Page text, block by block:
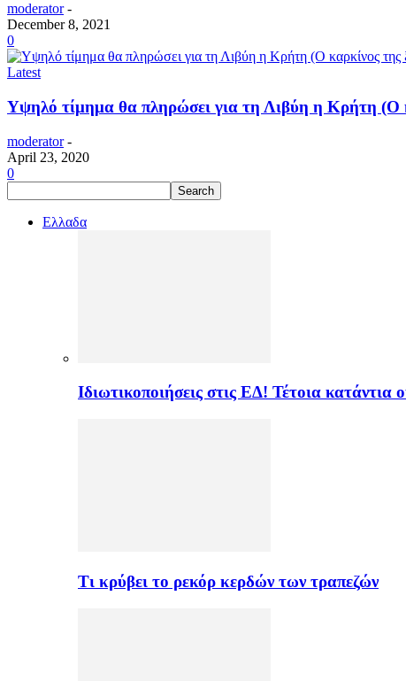
moderator -
December 8, 2021
0
Latest
Υψηλό τίμημα θα πληρώσει για τη Λιβύη η Κρήτη (Ο
moderator -
April 23, 2020
0
Ελλαδα
Ιδιωτικοποιήσεις στις ΕΔ! Τέτοια
Τι κρύβει το ρεκόρ κερδών των τραπεζών